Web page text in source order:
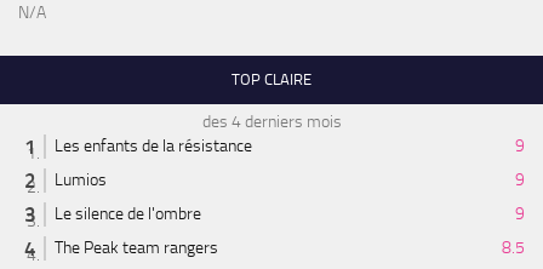
N/A
TOP CLAIRE
des 4 derniers mois
Les enfants de la résistance
9
Lumios
9
Le silence de l'ombre
9
The Peak team rangers
8.5